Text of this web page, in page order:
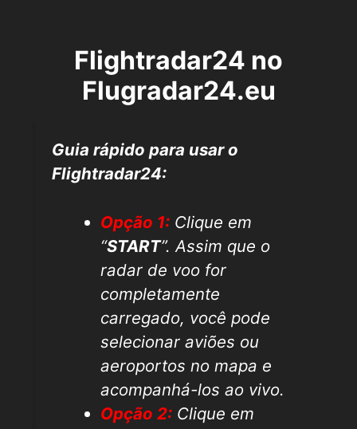
Flightradar24 no
Flugradar24.eu
Guia rápido para usar o
Flightradar24:
Opção 1: Clique em
“START”. Assim que o
radar de voo for
completamente
carregado, você pode
selecionar aviões ou
aeroportos no mapa e
acompanhá-los ao vivo.
Opção 2: Clique em